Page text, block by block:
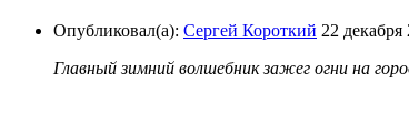
Опубликовал(а): Сергей Короткий 22 декабря
Главный зимний волшебник зажег огни на